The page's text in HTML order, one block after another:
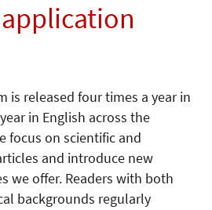
is released four times a year in
in English across the
focus on scientific and
and introduce new
we offer. Readers with both
backgrounds regularly